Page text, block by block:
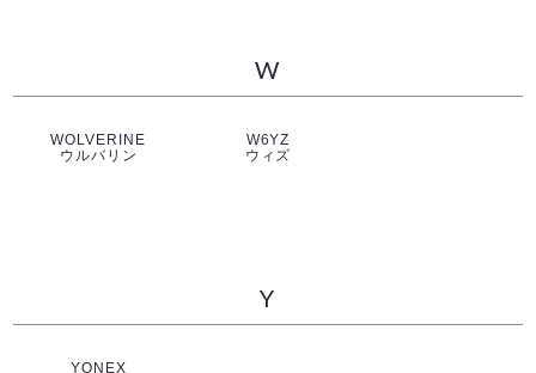
W
WOLVERINE
ウルバリン
W6YZ
ウィズ
Y
YONEX